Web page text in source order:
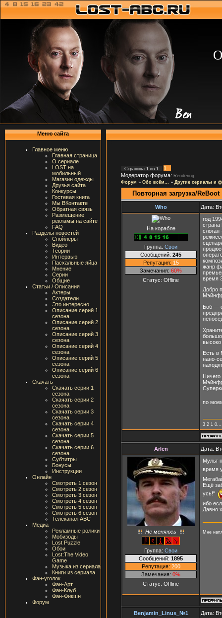
Меню сайта
Главное меню
Главная страница
О сериале
LOST на
мобильный
Магазин одежды
Друзья сайта
Конкурсы
Гостевая книга
Мы ВКонтакте
Обратная связь
Размещение
рекламы на сайте
FAQ
Разделы новостей
Спойлеры
Видео
Теории
Интервью
Пасхальные яйца
Мнение
Серии
Общие
Статьи / Описания
Актеры
Создатели
Это интересно
Описание серий 1
сезона
Описание серий 2
сезона
Описание серий 3
сезона
Описание серий 4
сезона
Описание серий 5
сезона
Описание серий 6
сезона
Скачать
Скачать серии 1
сезона
Скачать серии 2
сезона
Скачать серии 3
сезона
Скачать серии 4
сезона
Скачать серии 5
сезона
Скачать серии 6
сезона
Субтитры
Бонусы
Инструкции
Онлайн
Смотреть 1 сезон
Смотреть 2 сезон
Смотреть 3 сезон
Смотреть 4 сезон
Смотреть 5 сезон
Смотреть 6 сезон
Телеканал ABC
Медиа
Рекламные ролики
Мобизоды
Lost Puzzle
Обои
Lost:The Video
Game
Музыка из сериала
Книги из сериала
Фан-уголок
Фан-Арт
Фан-Клуб
Фан-Фикшн
Форум
Страница 1 из 1
1
Модератор форума: Rendering
Форум » Обо всём... » Другие сериалы и
Повторная загрузка/ReBoot
Who Дата:
На корабле
Группа: Свои
Сообщений: 245
Репутация: 15
Замечания: 60%
Статус: Offline
год
страна
слоган
жанр
время
Добро
Боб —
высоко
Есть в
нано-
по
3 2 1
Arlen Дата:
Не меняюсь
Группа: Свои
Сообщений: 1895
Репутация: 200
Замечания: 0%
Статус: Offline
Мульт
время
Ещё
усь!"
ибо
Давно
Мне
Benjamin_Linus_№1 Дата: